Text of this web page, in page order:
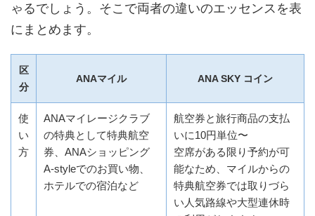
ゃるでしょう。そこで両者の違いのエッセンスを表
にまとめます。
区
分
ANAマイル ANA SKY コイン
使
い
方
ANAマイレージクラブ
の特典として特典航空
券、ANAショッピング
A-styleでのお買い物、
ホテルでの宿泊など
航空券と旅行商品の支払
いに10円単位〜
空席がある限り予約が可
能なため、マイルからの
特典航空券では取りづら
い人気路線や大型連休時